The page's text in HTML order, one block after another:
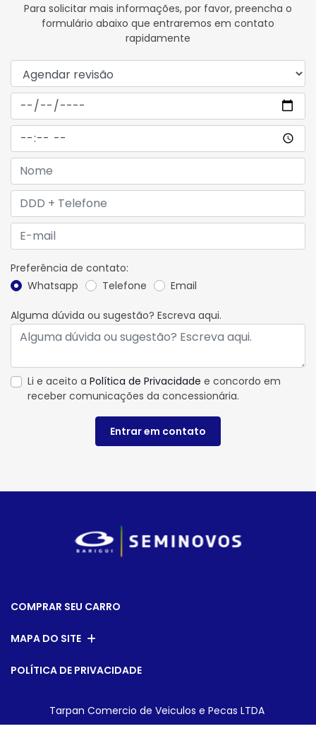
Para solicitar mais informações, por favor, preencha o
formulário abaixo que entraremos em contato
rapidamente
Preferência de contato:
Whatsapp
Telefone Email
Alguma dúvida ou sugestão? Escreva aqui.
Li e aceito a Política de Privacidade e concordo em
receber comunicações da concessionária.
Entrar em contato
COMPRAR SEU CARRO
MAPA DO SITE
POLÍTICA DE PRIVACIDADE
Tarpan Comercio de Veiculos e Pecas LTDA